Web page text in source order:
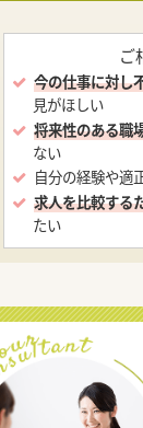
ご
今の仕事に対し
見がほしい
将来性のある職
ない
自分の経験や適正
求人を比較する
たい